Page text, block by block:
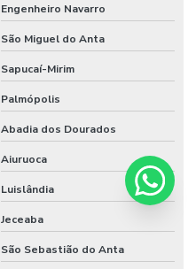
Engenheiro Navarro
São Miguel do Anta
Sapucaí-Mirim
Palmópolis
Abadia dos Dourados
Aiuruoca
Luislândia
Jeceaba
São Sebastião do Anta